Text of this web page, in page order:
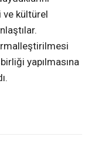
ve kültürel
yapılmasına